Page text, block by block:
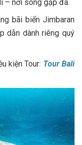
– nơi sóng gặp đá.
bãi biển Jimbaran
dẫn dành riêng quý
kiện Tour: Tour Bali